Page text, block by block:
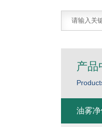
产品
油雾净